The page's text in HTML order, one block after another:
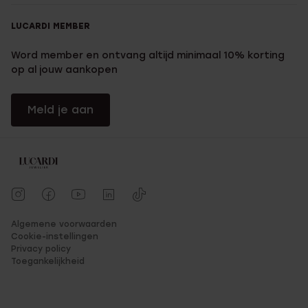
Time to order! Bij Lucardi gaat bestellen supermakkelijk en snel.
bijvoorbeeld aan Mister Cash, VISA, MasterCard, Afterpay,
Paypal.
LUCARDI MEMBER
Word member en ontvang altijd minimaal 10% korting
op al jouw aankopen
Meld je aan
Algemene voorwaarden
Cookie-instellingen
Privacy policy
Toegankelijkheid